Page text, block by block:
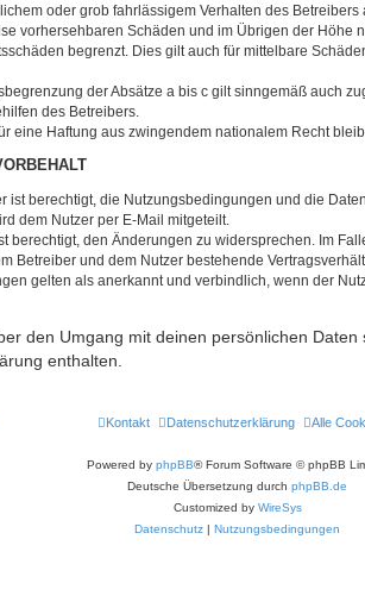
oder grob fahrlässigem Verhalten des Betreibers
vorhersehbaren Schäden und im Übrigen der Höhe
begrenzt. Dies gilt auch für mittelbare
der Absätze a bis c gilt sinngemäß auch
des Betreibers.
eine Haftung aus zwingendem nationalem Recht
ist berechtigt, die Nutzungsbedingungen und die
dem Nutzer per E-Mail mitgeteilt.
berechtigt, den Änderungen zu widersprechen. Im
Betreiber und dem Nutzer bestehende
gelten als anerkannt und verbindlich, wenn der
den Umgang mit deinen persönlichen Daten
enthalten.
Alle
Datenschutzerklärung
Kontakt
Powered by phpBB® Forum Software © phpBB
Deutsche Übersetzung durch phpBB.de
Customized by WireSys
Datenschutz
Nutzungsbedingungen